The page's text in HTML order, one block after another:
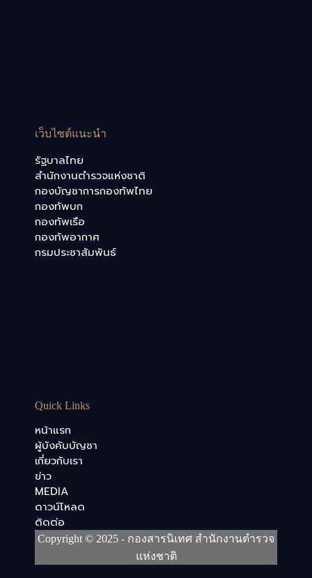
เว็บไซต์แนะนำ
รัฐบาลไทย
สำนักงานตำรวจแห่งชาติ
กองบัญชาการกองทัพไทย
กองทัพบก
กองทัพเรือ
กองทัพอากาศ
กรมประชาสัมพันธ์
Quick Links
หน้าแรก
ผู้บังคับบัญชา
เกี่ยวกับเรา
ข่าว
MEDIA
ดาวน์โหลด
ติดต่อ
Copyright © 2025 - กองสารนิเทศ สำนักงานตำรวจ
แห่งชาติ